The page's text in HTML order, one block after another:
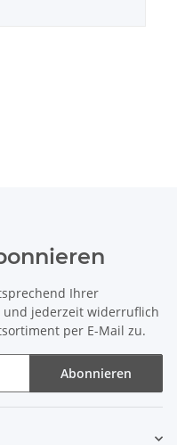
Ihrer
und jederzeit widerruflich
per E-Mail zu.
Abonnieren